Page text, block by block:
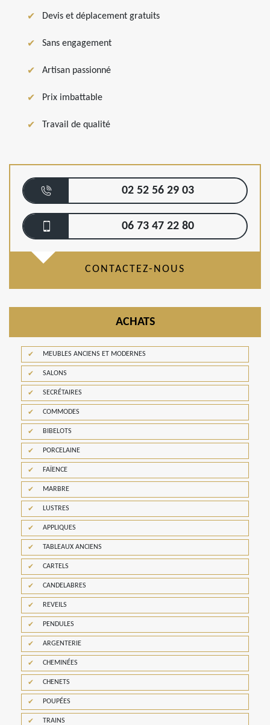
Devis et déplacement gratuits
Sans engagement
Artisan passionné
Prix imbattable
Travail de qualité
02 52 56 29 03
06 73 47 22 80
CONTACTEZ-NOUS
ACHATS
MEUBLES ANCIENS ET MODERNES
SALONS
SECRÉTAIRES
COMMODES
BIBELOTS
PORCELAINE
FAÏENCE
MARBRE
LUSTRES
APPLIQUES
TABLEAUX ANCIENS
CARTELS
CANDELABRES
REVEILS
PENDULES
ARGENTERIE
CHEMINÉES
CHENETS
POUPÉES
TRAINS